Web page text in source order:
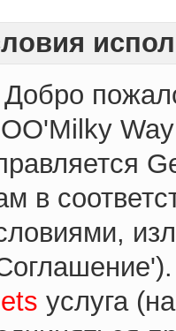
Добро
Way
в
услуга